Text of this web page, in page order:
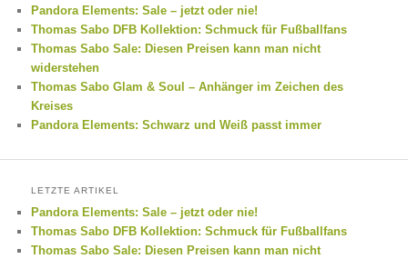
Pandora Elements: Sale – jetzt oder nie!
Thomas Sabo DFB Kollektion: Schmuck für Fußballfans
Thomas Sabo Sale: Diesen Preisen kann man nicht
widerstehen
Thomas Sabo Glam & Soul – Anhänger im Zeichen des
Kreises
Pandora Elements: Schwarz und Weiß passt immer
LETZTE ARTIKEL
Pandora Elements: Sale – jetzt oder nie!
Thomas Sabo DFB Kollektion: Schmuck für Fußballfans
Thomas Sabo Sale: Diesen Preisen kann man nicht